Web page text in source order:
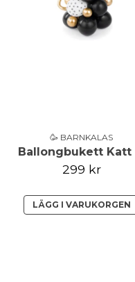
🥳 BARNKALAS
299 kr
LÄGG I VARUKORGEN